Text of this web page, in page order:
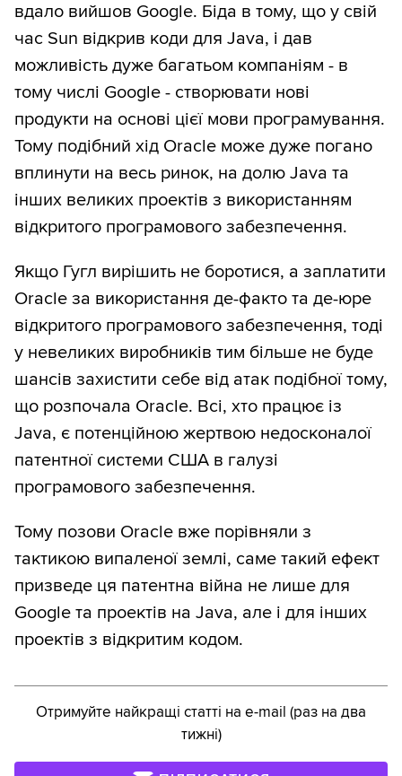
вдало вийшов Google. Біда в тому, що у свій
час Sun відкрив коди для Java, і дав
можливість дуже багатьом компаніям - в
тому числі Google - створювати нові
продукти на основі цієї мови програмування.
Тому подібний хід Oracle може дуже погано
вплинути на весь ринок, на долю Java та
інших великих проектів з використанням
відкритого програмового забезпечення.
Якщо Гугл вирішить не боротися, а заплатити
Oracle за використання де-факто та де-юре
відкритого програмового забезпечення, тоді
у невеликих виробників тим більше не буде
шансів захистити себе від атак подібної тому,
що розпочала Oracle. Всі, хто працює із
Java, є потенційною жертвою недосконалої
патентної системи США в галузі
програмового забезпечення.
Тому позови Oracle вже порівняли з
тактикою випаленої землі, саме такий ефект
призведе ця патентна війна не лише для
Google та проектів на Java, але і для інших
проектів з відкритим кодом.
Отримуйте найкращі статті на e-mail (раз на два
тижні)